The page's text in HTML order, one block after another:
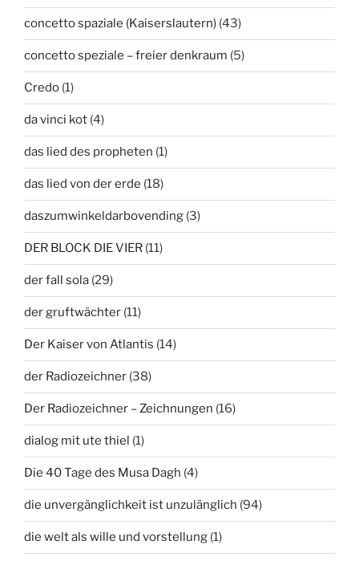
concetto spaziale (Kaiserslautern) (43)
concetto speziale – freier denkraum (5)
Credo (1)
da vinci kot (4)
das lied des propheten (1)
das lied von der erde (18)
daszumwinkeldarbovending (3)
DER BLOCK DIE VIER (11)
der fall sola (29)
der gruftwächter (11)
Der Kaiser von Atlantis (14)
der Radiozeichner (38)
Der Radiozeichner – Zeichnungen (16)
dialog mit ute thiel (1)
Die 40 Tage des Musa Dagh (4)
die unvergänglichkeit ist unzulänglich (94)
die welt als wille und vorstellung (1)